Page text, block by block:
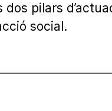
pilars
social.